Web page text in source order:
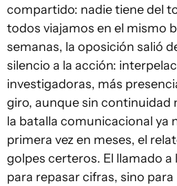
compartido: nadie tiene del
todos viajamos en el mismo
semanas, la oposición salió
silencio a la acción:
investigadoras, más
giro, aunque sin continuidad
la batalla comunicacional ya
primera vez en meses, el
golpes certeros. El llamado
para repasar cifras, sino